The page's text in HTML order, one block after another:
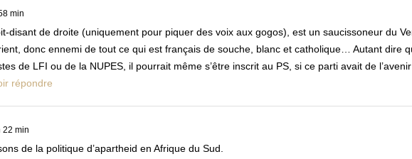
min
disant de droite (uniquement pour piquer des voix aux gogos), est un saucissoneur du
donc ennemi de tout ce qui est français de souche, blanc et catholique… Autant dire
de LFI ou de la NUPES, il pourrait même s’être inscrit au PS, si ce parti avait de
répondre
22 min
de la politique d’apartheid en Afrique du Sud.